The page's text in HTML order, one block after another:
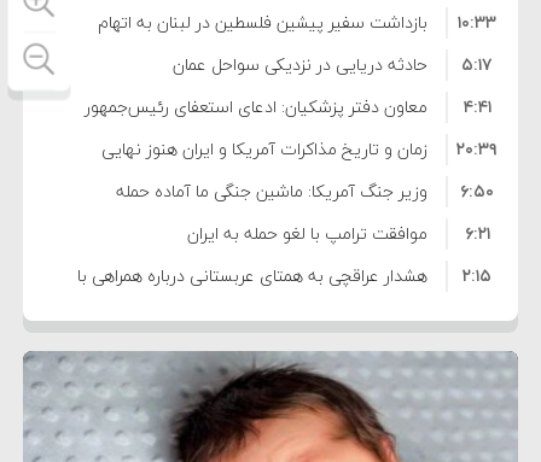
بازداشت سفیر پیشین فلسطین در لبنان به اتهام
فساد و اختلاس اموال
۱۰:۳۳
حادثه دریایی در نزدیکی سواحل عمان
۵:۱۷
معاون دفتر پزشکیان: ادعای استعفای رئیس‌جمهور
واهی و کذب محض است
۴:۴۱
زمان و تاریخ مذاکرات آمریکا و ایران هنوز نهایی
نشده است
۲۰:۳۹
وزیر جنگ آمریکا: ماشین جنگی ما آماده حمله
نظامی علیه ایران است
۶:۵۰
موافقت ترامپ با لغو حمله به ایران
۶:۲۱
هشدار عراقچی به همتای عربستانی درباره همراهی با
آمریکا
۲:۱۵
مقام ارشد امنیتی: برنامه گسترده‌ای برای پاسخ به
دیوانگی آمریکا داریم
۷:۱۰
ترامپ دستور حملات جدید علیه ایران را صادر کرد
۵:۴۵
سپاه: دو نفتکش متخلف مورد اصابت قرار گرفته و
متوقف شدند
۱۲:۵۹
ترامپ مدعی توافق تاریخی برای خلع سلاح کامل
۸:۵۷